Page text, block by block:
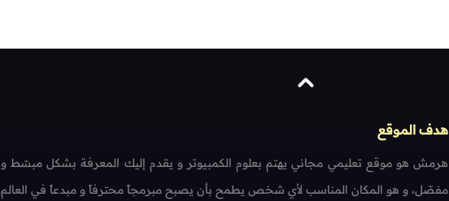
هدف الموقع
هرمش هو موقع تعليمي مجاني يهتم بعلوم الكمبيوتر و يقدم إليك المعرفة بشكل مبسّط و
مفصّل، و هو المكان المناسب لأي شخص يطمح بأن يصبح مبرمجاً محترفاً و مبدعاً في العالم